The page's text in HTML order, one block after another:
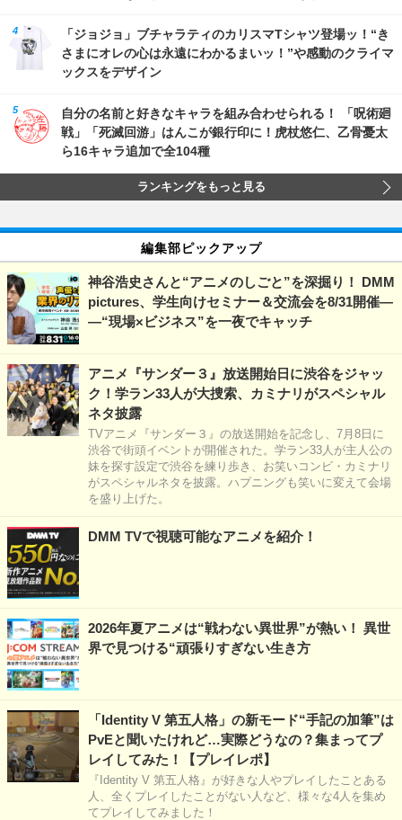
「ジョジョ」ブチャラティのカリスマTシャツ登場ッ！“き
さまにオレの心は永遠にわかるまいッ！”や感動のクライマ
ックスをデザイン
自分の名前と好きなキャラを組み合わせられる！ 「呪術廻
戦」「死滅回游」はんこが銀行印に！虎杖悠仁、乙骨憂太
ら16キャラ追加で全104種
ランキングをもっと見る
編集部ピックアップ
神谷浩史さんと“アニメのしごと”を深掘り！ DMM
pictures、学生向けセミナー＆交流会を8/31開催―
―“現場×ビジネス”を一夜でキャッチ
アニメ『サンダー３』放送開始日に渋谷をジャッ
ク！学ラン33人が大捜索、カミナリがスペシャル
ネタ披露
TVアニメ『サンダー３』の放送開始を記念し、7月8日に
渋谷で街頭イベントが開催された。学ラン33人が主人公の
妹を探す設定で渋谷を練り歩き、お笑いコンビ・カミナリ
がスペシャルネタを披露。ハプニングも笑いに変えて会場
を盛り上げた。
DMM TVで視聴可能なアニメを紹介！
2026年夏アニメは“戦わない異世界”が熱い！ 異世
界で見つける“頑張りすぎない生き方
「Identity V 第五人格」の新モード“手記の加筆”は
PvEと聞いたけれど…実際どうなの？集まってプ
レイしてみた！【プレイレポ】
『Identity V 第五人格』が好きな人やプレイしたことある
人、全くプレイしたことがない人など、様々な4人を集め
てプレイしてみました！